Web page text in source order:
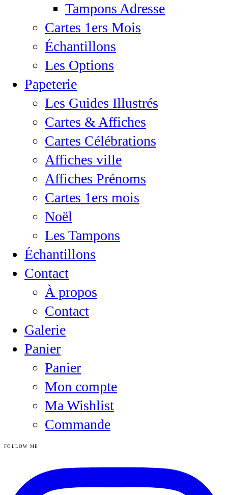
Tampons Adresse
Cartes 1ers Mois
Échantillons
Les Options
Papeterie
Les Guides Illustrés
Cartes & Affiches
Cartes Célébrations
Affiches ville
Affiches Prénoms
Cartes 1ers mois
Noël
Les Tampons
Échantillons
Contact
À propos
Contact
Galerie
Panier
Panier
Mon compte
Ma Wishlist
Commande
FOLLOW ME